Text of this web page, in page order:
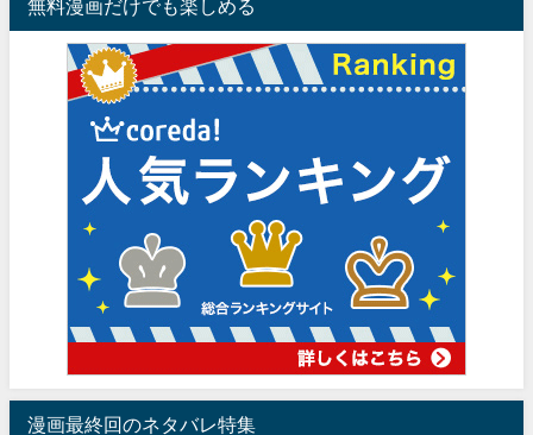
無料漫画だけでも楽しめる
漫画最終回のネタバレ特集